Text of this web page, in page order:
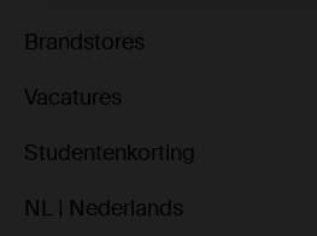
Brandstores
Vacatures
Studentenkorting
NL | Nederlands